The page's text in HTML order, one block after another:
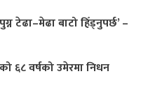
टेढा–मेढा बाटो हिँड्नुपर्छ’ –
६८ वर्षको उमेरमा निधन